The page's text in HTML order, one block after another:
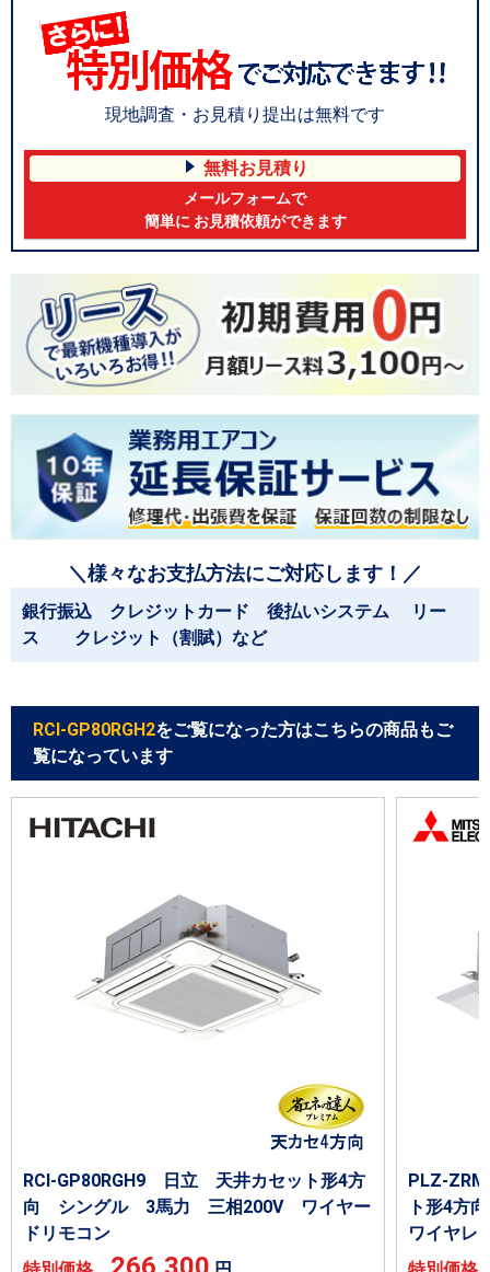
現地調査・お見積り提出は無料です
無料お見積り
メールフォームで
簡単に お見積依頼ができます
＼様々なお支払方法にご対応します！／
銀行振込 クレジットカード 後払いシステム リー
ス クレジット（割賦）など
RCI-GP80RGH2をご覧になった方はこちらの商品もご
覧になっています
RCI-GP80RGH9 日立 天井カセット形4方
向 シングル 3馬力 三相200V ワイヤー
ドリモコン
PLZ-
ト形4
ワイヤレ